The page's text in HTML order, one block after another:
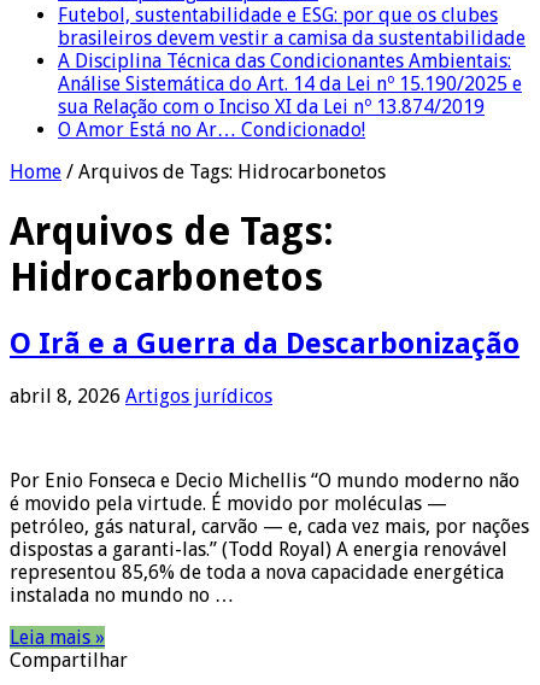
Futebol, sustentabilidade e ESG: por que os clubes
brasileiros devem vestir a camisa da sustentabilidade
A Disciplina Técnica das Condicionantes Ambientais:
Análise Sistemática do Art. 14 da Lei nº 15.190/2025 e
sua Relação com o Inciso XI da Lei nº 13.874/2019
O Amor Está no Ar… Condicionado!
Home / Arquivos de Tags: Hidrocarbonetos
Arquivos de Tags:
Hidrocarbonetos
O Irã e a Guerra da Descarbonização
abril 8, 2026 Artigos jurídicos
Por Enio Fonseca e Decio Michellis “O mundo moderno não
é movido pela virtude. É movido por moléculas —
petróleo, gás natural, carvão — e, cada vez mais, por nações
dispostas a garanti-las.” (Todd Royal) A energia renovável
representou 85,6% de toda a nova capacidade energética
instalada no mundo no …
Leia mais »
Compartilhar